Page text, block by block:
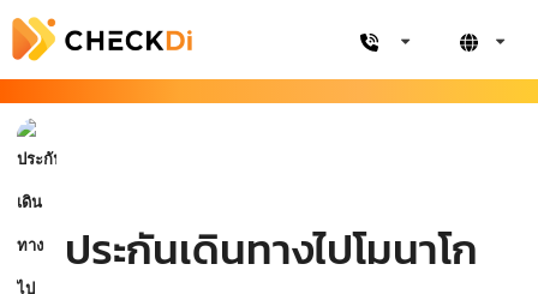
ประกันเดินทางไปโมนาโก